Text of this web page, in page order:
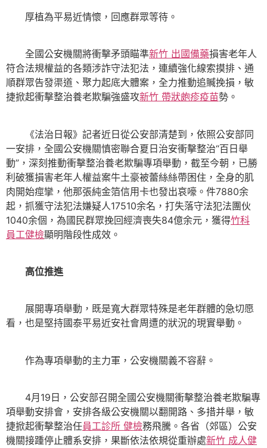
厚植為平易近情懷，回應群眾等待。
全國公安機關將衝擊矛頭瞄準新竹 出國備藥損害老年人
符合法規權益的各類涉詐守法犯法，連續強化線索摸排、通
順群眾告發渠道、聚力起底大體案，全力推動追贓挽損，敏
捷掀起衝擊整治養老欺騙強盛攻新竹 帶狀皰疹疫苗勢。
《法治日報》記者近日從公安部清楚到，依照公安部同
一安排，全國公安機關慎密聯合夏日治安衝擊整治“百日舉
動”，深刻推動衝擊整治養老欺騙專項舉動，截至今朝，已勝
利破獲損害老年人權益案牛土豪被蕾絲絲帶困住，全身的肌
肉開始痙攣，他那張純金箔信用卡也發出哀嚎。件7880余
起，抓獲守法犯法嫌疑人17510余名，打失落守法犯法團伙
1040余個，為國民群眾挽回經濟喪失84億余元，獲得竹科
員工健檢顯明階段性成效。
高位推進
展開專項舉動，既是寬大群眾特殊是老年群體的急切愿
看，也是堅持國泰平易近安社會周遭的狀況的現實舉動。
作為專項舉動的主力軍，公安機關義不容辭。
4月19日，公安部召開全國公安機關衝擊整治養老欺騙專
項舉動安排會，安排各級公安機關以翻開路、多措并舉，敏
捷掀起衝擊整治任員工診所 健檢務飛騰。各省（郊區）公安
機關接踵停止體系安排，果斷依法依規從重辦處新竹 成人健